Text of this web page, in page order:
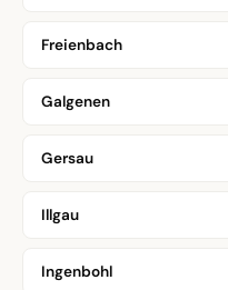
Freienbach
Galgenen
Gersau
Illgau
Ingenbohl